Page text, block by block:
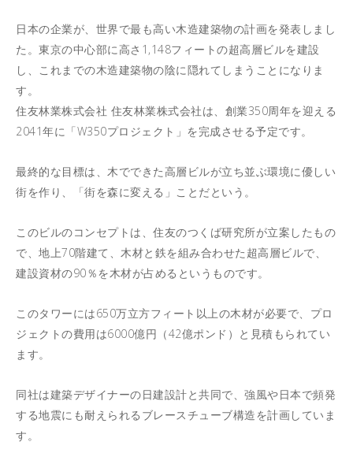
日本の企業が、世界で最も高い木造建築物の計画を発表しまし
た。東京の中心部に高さ1,148フィートの超高層ビルを建設
し、これまでの木造建築物の陰に隠れてしまうことになりま
す。
住友林業株式会社 住友林業株式会社は、創業350周年を迎える
2041年に「W350プロジェクト」を完成させる予定です。
最終的な目標は、木でできた高層ビルが立ち並ぶ環境に優しい
街を作り、「街を森に変える」ことだという。
このビルのコンセプトは、住友のつくば研究所が立案したもの
で、地上70階建て、木材と鉄を組み合わせた超高層ビルで、
建設資材の90％を木材が占めるというものです。
このタワーには650万立方フィート以上の木材が必要で、プロ
ジェクトの費用は6000億円（42億ポンド）と見積もられてい
ます。
同社は建築デザイナーの日建設計と共同で、強風や日本で頻発
する地震にも耐えられるブレースチューブ構造を計画していま
す。